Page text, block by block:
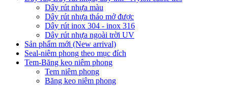
Dây rút nhựa màu
Dây rút nhựa tháo mở được
Dây rút inox 304 - inox 316
Dây rút nhựa ngoài trời UV
Sản phẩm mới (New arrival)
Seal-niêm phong theo mục đích
Tem-Băng keo niêm phong
Tem niêm phong
Băng keo niêm phong